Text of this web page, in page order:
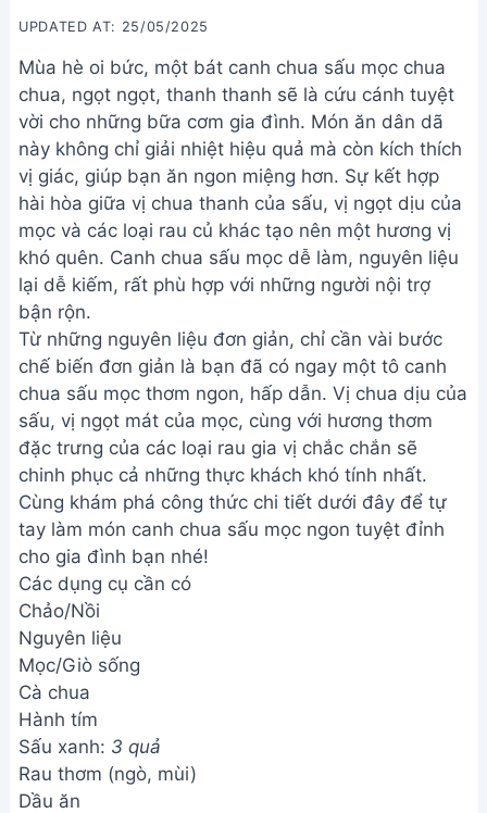
UPDATED AT: 25/05/2025
Mùa hè oi bức, một bát canh chua sấu mọc chua
chua, ngọt ngọt, thanh thanh sẽ là cứu cánh tuyệt
vời cho những bữa cơm gia đình. Món ăn dân dã
này không chỉ giải nhiệt hiệu quả mà còn kích thích
vị giác, giúp bạn ăn ngon miệng hơn. Sự kết hợp
hài hòa giữa vị chua thanh của sấu, vị ngọt dịu của
mọc và các loại rau củ khác tạo nên một hương vị
khó quên. Canh chua sấu mọc dễ làm, nguyên liệu
lại dễ kiếm, rất phù hợp với những người nội trợ
bận rộn.
Từ những nguyên liệu đơn giản, chỉ cần vài bước
chế biến đơn giản là bạn đã có ngay một tô canh
chua sấu mọc thơm ngon, hấp dẫn. Vị chua dịu của
sấu, vị ngọt mát của mọc, cùng với hương thơm
đặc trưng của các loại rau gia vị chắc chắn sẽ
chinh phục cả những thực khách khó tính nhất.
Cùng khám phá công thức chi tiết dưới đây để tự
tay làm món canh chua sấu mọc ngon tuyệt đỉnh
cho gia đình bạn nhé!
Các dụng cụ cần có
Chảo/Nồi
Nguyên liệu
Mọc/Giò sống
Cà chua
Hành tím
Sấu xanh: 3 quả
Rau thơm (ngò, mùi)
Dầu ăn